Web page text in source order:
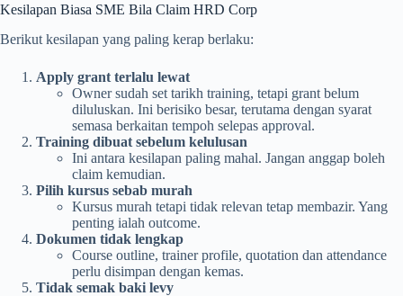
Kesilapan Biasa SME Bila Claim HRD Corp
Berikut kesilapan yang paling kerap berlaku:
Apply grant terlalu lewat
Owner sudah set tarikh training, tetapi grant belum
diluluskan. Ini berisiko besar, terutama dengan syarat
semasa berkaitan tempoh selepas approval.
Training dibuat sebelum kelulusan
Ini antara kesilapan paling mahal. Jangan anggap boleh
claim kemudian.
Pilih kursus sebab murah
Kursus murah tetapi tidak relevan tetap membazir. Yang
penting ialah outcome.
Dokumen tidak lengkap
Course outline, trainer profile, quotation dan attendance
perlu disimpan dengan kemas.
Tidak semak baki levy